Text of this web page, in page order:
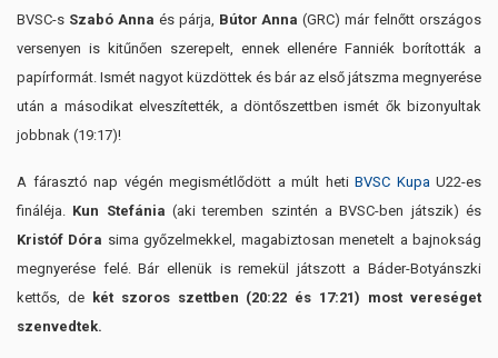
BVSC-s Szabó Anna és párja, Bútor Anna (GRC) már felnőtt országos
versenyen is kitűnően szerepelt, ennek ellenére Fanniék borították a
papírformát. Ismét nagyot küzdöttek és bár az első játszma megnyerése
után a másodikat elveszítették, a döntőszettben ismét ők bizonyultak
jobbnak (19:17)!
A fárasztó nap végén megismétlődött a múlt heti BVSC Kupa U22-es
fináléja. Kun Stefánia (aki teremben szintén a BVSC-ben játszik) és
Kristóf Dóra sima győzelmekkel, magabiztosan menetelt a bajnokság
megnyerése felé. Bár ellenük is remekül játszott a Báder-Botyánszki
kettős, de két szoros szettben (20:22 és 17:21) most vereséget
szenvedtek.